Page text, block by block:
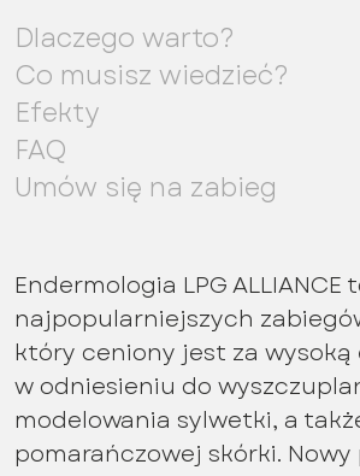
Dlaczego warto?
Co musisz wiedzieć?
Efekty
FAQ
Umów się na zabieg
Endermologia LPG ALLIANCE
najpopularniejszych
który ceniony jest za
w odniesieniu do
modelowania sylwetki, a
pomarańczowej skórki.